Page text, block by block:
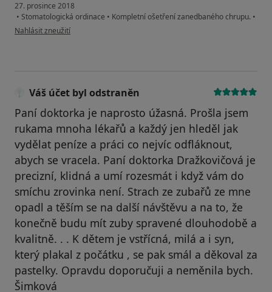
27. prosince 2018
• Stomatologická ordinace • Kompletní ošetření zanedbaného chrupu. •
podle názoru uživatele Váš účet byl odstraněn
Nahlásit zneužití
Váš účet byl odstraněn
Paní doktorka je naprosto úžasná. Prošla jsem
rukama mnoha lékařů a každý jen hleděl jak
vydělat peníze a práci co nejvíc odfláknout,
abych se vracela. Paní doktorka Dražkovičová je
precizní, klidná a umí rozesmát i když vám do
smíchu zrovinka není. Strach ze zubařů ze mne
opadl a těším se na další návštěvu a na to, že
konečně budu mít zuby spravené dlouhodobě a
kvalitně. . . K dětem je vstřícná, milá a i syn,
který plakal z počátku , se pak smál a děkoval za
pastelky. Opravdu doporučuji a neměnila bych.
Šimková